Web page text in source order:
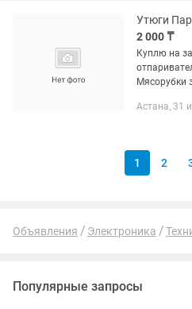
2 000 ₸
Куплю на
Мясорубки
бытовой
Астана, 31
1 2
Объявления Электроника
Популярные запросы